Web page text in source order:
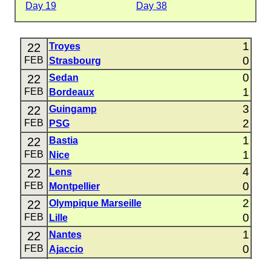
Day 19
Day 38
22
FEB
Troyes 1
Strasbourg 0
22
FEB
Sedan 0
Bordeaux 1
22
FEB
Guingamp 3
PSG 2
22
FEB
Bastia 1
Nice 1
22
FEB
Lens 4
Montpellier 0
22
FEB
Olympique Marseille 2
Lille 0
22
FEB
Nantes 1
Ajaccio 0